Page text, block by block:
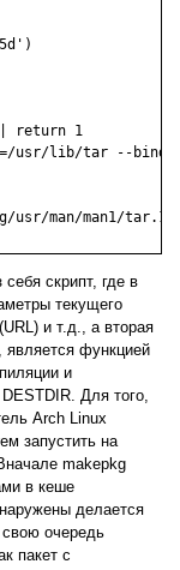
return 1
usr/lib/tar --
usr/man/man1/tar.1
скрипт, где в
текущего
и т.д., а вторая
функцией
и
Для того,
Arch Linux
запустить на
makepkg
в кеше
делается
свою очередь
пакет с